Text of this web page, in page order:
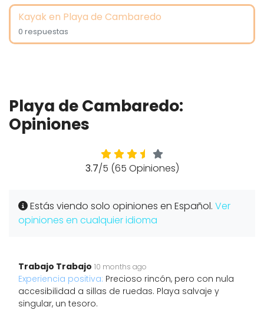
Kayak en Playa de Cambaredo
0 respuestas
Playa de Cambaredo:
Opiniones
3.7/5 (65 Opiniones)
Estás viendo solo opiniones en Español. Ver
opiniones en cualquier idioma
Trabajo Trabajo 10 months ago
Experiencia positiva: Precioso rincón, pero con nula
accesibilidad a sillas de ruedas. Playa salvaje y
singular, un tesoro.